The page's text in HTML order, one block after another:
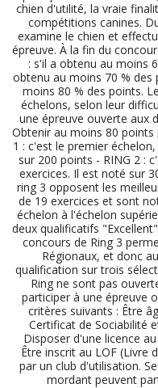
chien d'utilité, la vraie
compétitions canines.
examine le chien et
épreuve. À la fin du
: s'il a obtenu au moins
obtenu au moins 70 % des
moins 80 % des points.
échelons, selon leur
une épreuve ouverte aux
Obtenir au moins 80
1 : c'est le premier
sur 200 points - RING 2 :
exercices. Il est noté sur
ring 3 opposent les
de 19 exercices et sont
échelon à l'échelon
deux qualificatifs
concours de Ring 3
Régionaux, et donc
qualification sur trois
Ring ne sont pas
participer à une épreuve
critères suivants : Être
Certificat de Sociabilité
Disposer d'une licence
Être inscrit au LOF (Livre
par un club d'utilisation.
mordant peuvent